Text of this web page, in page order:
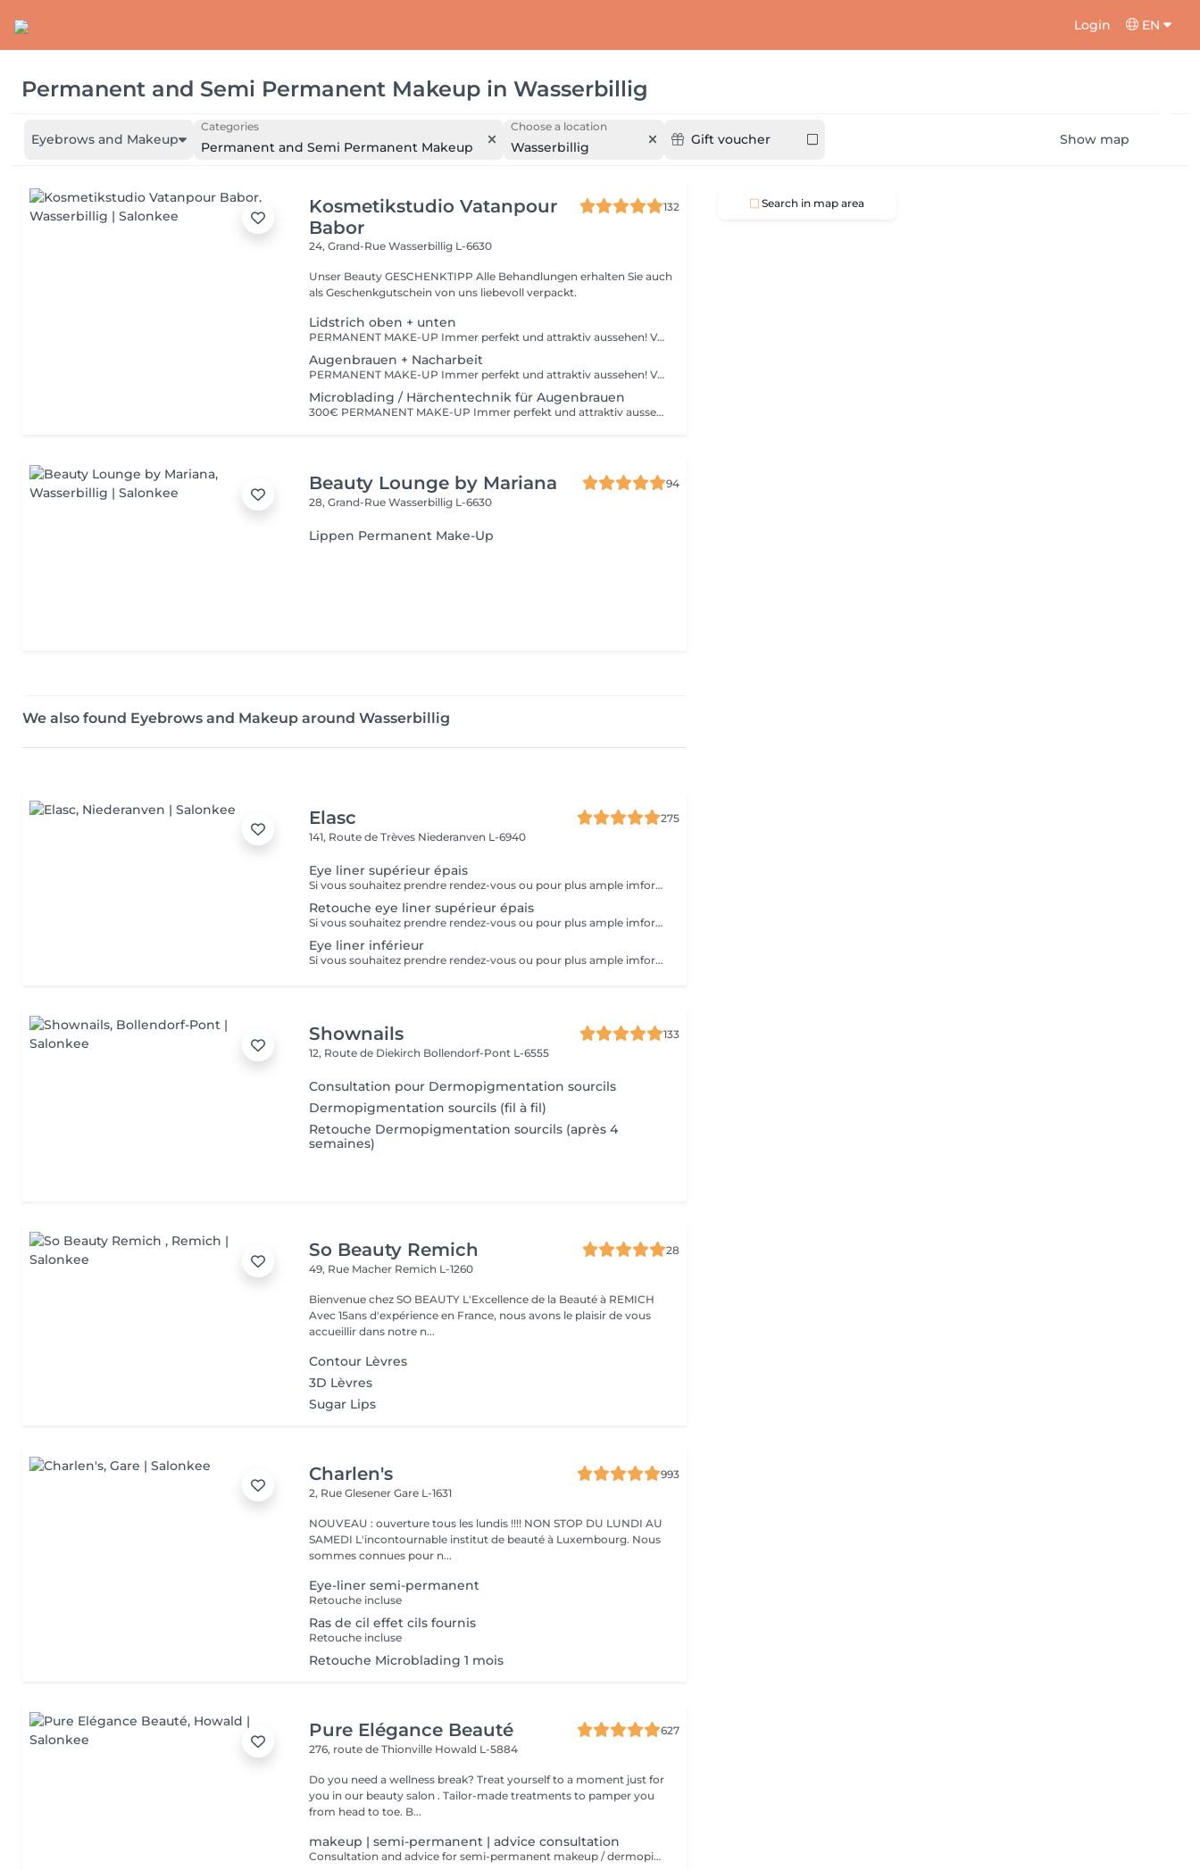
Login EN
Permanent and Semi Permanent Makeup in Wasserbillig
Eyebrows and Makeup
Categories
Permanent and Semi Permanent Makeup
Choose a location
Wasserbillig Gift voucher Show map
Kosmetikstudio Vatanpour
Babor
132
24, Grand-RueWasserbillig L-6630
Unser Beauty GESCHENKTIPP Alle Behandlungen erhalten Sie auch
als Geschenkgutschein von uns liebevoll verpackt.
Lidstrich oben + unten
PERMANENT MAKE-UP Immer perfekt und attraktiv aussehen! Von supernatürlich bis ausdrucksstark. Wir pigmentieren mit lichtstabilen, natürlichen, mineralischen Farben one Konservierungsstoffe. Ausführliche und typgerechte Beratung zur optimalen Form und zum passenden Farbton.
Augenbrauen + Nacharbeit
PERMANENT MAKE-UP Immer perfekt und attraktiv aussehen! Von supernatürlich bis ausdrucksstark. Wir pigmentieren mit lichtstabilen, natürlichen, mineralischen Farben one Konservierungsstoffe. Ausführliche und typgerechte Beratung zur optimalen Form und zum passenden Farbton.
Microblading / Härchentechnik für Augenbrauen
300€ PERMANENT MAKE-UP Immer perfekt und attraktiv aussehen! Von supernatürlich bis ausdrucksstark. Wir pigmentieren mit lichtstabilen, natürlichen, mineralischen Farben one Konservierungsstoffe. Ausführliche und typgerechte Beratung zur optimalen Form und zum passenden Farbton.
Beauty Lounge by Mariana
94
28, Grand-RueWasserbillig L-6630
Lippen Permanent Make-Up
We also found Eyebrows and Makeup around Wasserbillig
Elasc
275
141, Route de Trèves Niederanven L-6940
Eye liner supérieur épais
Si vous souhaitez prendre rendez-vous ou pour plus ample imformation, veuillez nous contacter directement en institut. Veuillez prendre en compte que le prix peut être adapter selon vos attentes. Merci !
Retouche eye liner supérieur épais
Si vous souhaitez prendre rendez-vous ou pour plus ample imformation, veuillez nous contacter directement en institut. Veuillez prendre en compte que le prix peut être adapter selon vos attentes. Merci !
Eye liner inférieur
Si vous souhaitez prendre rendez-vous ou pour plus ample imformation, veuillez nous contacter directement en institut. Veuillez prendre en compte que le prix peut être adapter selon vos attentes. Merci !
Shownails
133
12, Route de Diekirch Bollendorf-Pont L-6555
Consultation pour Dermopigmentation sourcils
Dermopigmentation sourcils (fil à fil)
Retouche Dermopigmentation sourcils (après 4
semaines)
So Beauty Remich
28
49, Rue Macher Remich L-1260
Bienvenue chez SO BEAUTY L'Excellence de la Beauté à REMICH
Avec 15ans d'expérience en France, nous avons le plaisir de vous
accueillir dans notre n...
Contour Lèvres
3D Lèvres
Sugar Lips
Charlen's
993
2, Rue GlesenerGare L-1631
NOUVEAU : ouverture tous les lundis !!!! NON STOP DU LUNDI AU
SAMEDI L'incontournable institut de beauté à Luxembourg. Nous
sommes connues pour n...
Eye-liner semi-permanent
Retouche incluse
Ras de cil effet cils fournis
Retouche incluse
Retouche Microblading 1 mois
Pure Elégance Beauté
627
276, route de Thionville Howald L-5884
Do you need a wellness break? Treat yourself to a moment just for
you in our beauty salon . Tailor-made treatments to pamper you
from head to toe. B...
makeup | semi-permanent | advice consultation
Consultation and advice for semi-permanent makeup / dermopigmentation. Semi-permanent makeup is ideal for staying flawless in all circumstances. It is durable, but not definitive, unlike tattooing. However, the technique is similar to that of an ordinary tattoo. Pigments are injected into the epidermis via a special device.
Search in map area